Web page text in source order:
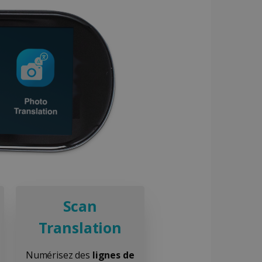
Scan
Translation
Numérisez des lignes de
pour mémoriser
de l'utilisateur sur
la langue
améliorée.
et sur toute publicité
site Web.
des utilisateurs sur
du site.
est une mise à jour
numéro généré
de l'utilisateur et
avec le site. Il
du visiteur concernant
des prochaines
préférences de
il peut également
version de
YouTube the user has